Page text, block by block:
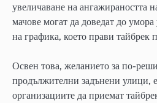
увеличаване на ангажираността
мачове могат да доведат до
на графика, което прави тайбрек
Освен това, желанието за по-
продължителни задънени улици,
организациите да приемат